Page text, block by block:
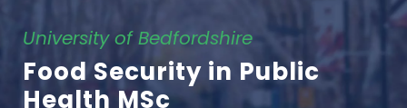
University of Bedfordshire
Food Security in Public
Health MSc